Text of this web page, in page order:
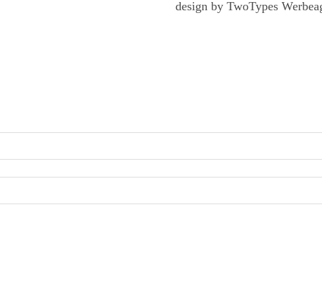
design by TwoTypes